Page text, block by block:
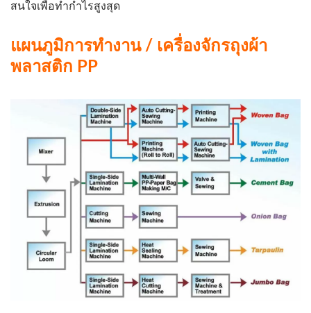
สนใจเพื่อทำกำไรสูงสุด
แผนภูมิการทำงาน / เครื่องจักรถุงผ้า
พลาสติก PP